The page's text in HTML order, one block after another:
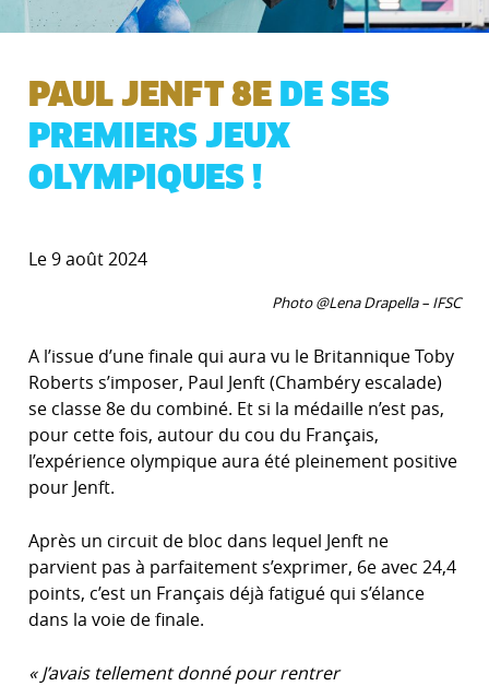
PAUL JENFT 8E DE SES
PREMIERS JEUX
OLYMPIQUES !
Le 9 août 2024
Photo @Lena Drapella – IFSC
A l’issue d’une finale qui aura vu le Britannique Toby
Roberts s’imposer, Paul Jenft (Chambéry escalade)
se classe 8e du combiné. Et si la médaille n’est pas,
pour cette fois, autour du cou du Français,
l’expérience olympique aura été pleinement positive
pour Jenft.
Après un circuit de bloc dans lequel Jenft ne
parvient pas à parfaitement s’exprimer, 6e avec 24,4
points, c’est un Français déjà fatigué qui s’élance
dans la voie de finale.
« J’avais tellement donné pour rentrer